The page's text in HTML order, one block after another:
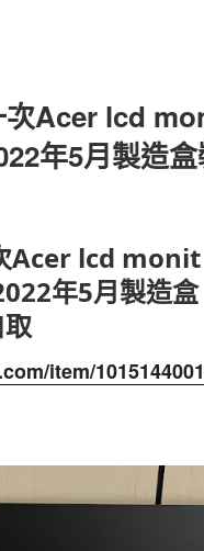
次Acer lcd
年5月製造
Acer lcd monit
年5月製造盒
item/